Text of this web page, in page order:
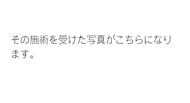
その施術を受けた写真がこちらになり
ます。